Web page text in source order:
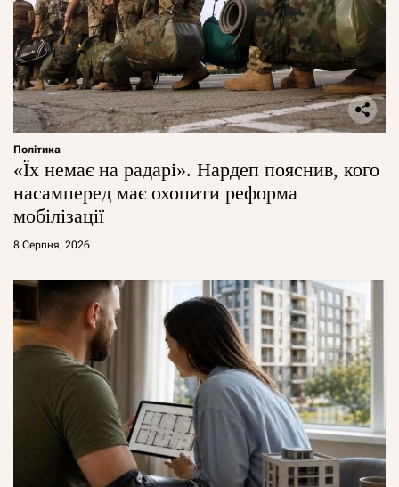
Політика
«Їх немає на радарі». Нардеп пояснив, кого
насамперед має охопити реформа
мобілізації
8 Серпня, 2026